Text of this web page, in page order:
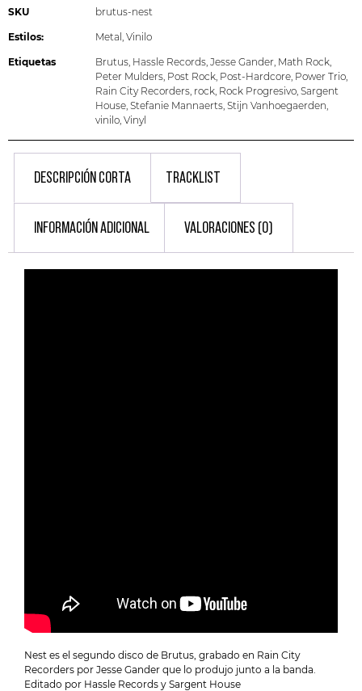
SKU
brutus-nest
Estilos: Metal Vinilo
Etiquetas Brutus Hassle Records Jesse Gander Math Rock
Peter Mulders Post Rock Post-Hardcore Power Trio
Rain City Recorders rock Rock Progresivo Sargent
House Stefanie Mannaerts Stijn Vanhoegaerden
vinilo Vinyl
DESCRIPCIÓN CORTA TRACKLIST
INFORMACIÓN ADICIONAL VALORACIONES (0)
Nest es el segundo disco de Brutus, grabado en Rain City
Recorders por Jesse Gander que lo produjo junto a la banda.
Editado por Hassle Records y Sargent House